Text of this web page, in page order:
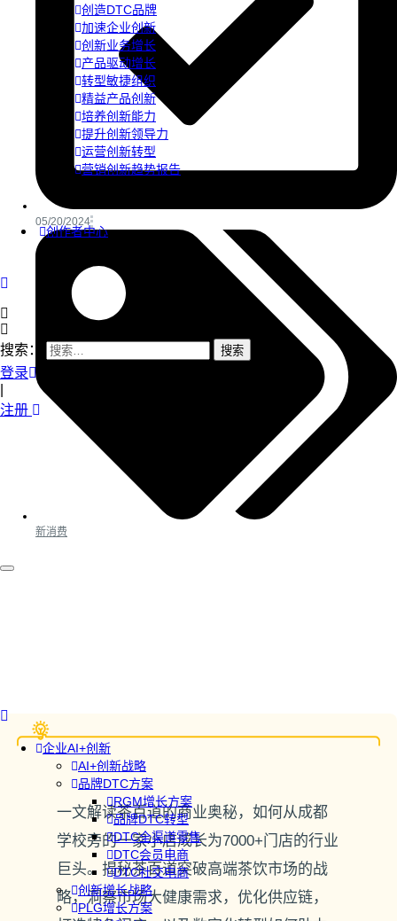
创造DTC品牌
加速企业创新
创新业务增长
产品驱动增长
转型敏捷组织
精益产品创新
培养创新能力
提升创新领导力
运营创新转型
营销创新趋势报告
创作者中心
搜索：
登录
注册
企业AI+创新
AI+创新战略
品牌DTC方案
RGM增长方案
品牌DTC转型
DTC全渠道零售
DTC会员电商
DTC社交电商
创新增长战略
PLG增长方案
05/20/2024
新消费
一文解读茶百道的商业奥秘，如何从成都
学校旁的一家小店成长为7000+门店的行业
巨头。揭秘茶百道突破高端茶饮市场的战
略，洞察市场大健康需求，优化供应链，